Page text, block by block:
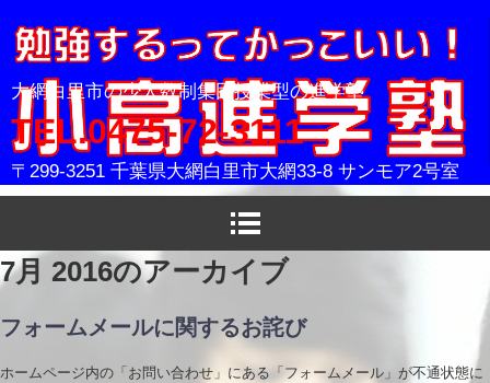
小高進学塾
大網白里市の少人数制集団授業型の進学塾
TEL.0475-72-3111
〒299-3251 千葉県大網白里市大網33-8 サンモア2号室
7月 2016のアーカイブ
フォームメールに関するお詫び
ホームページ内の「お問い合わせ」にある「フォームメール」が不通状態に